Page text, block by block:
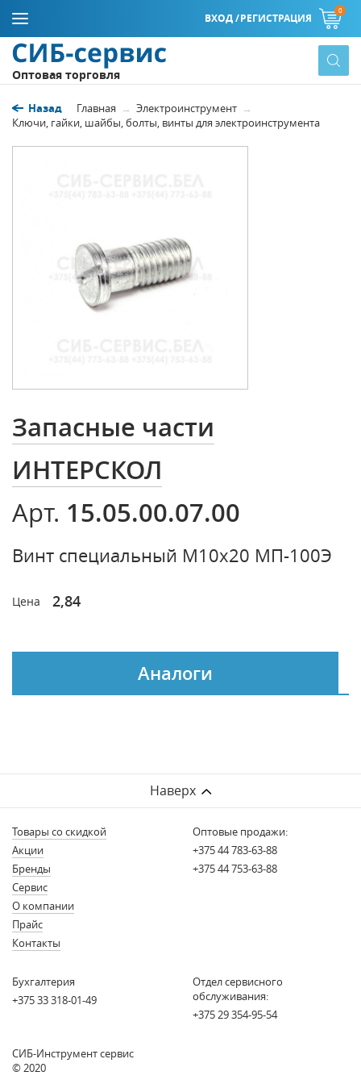
ВХОД /РЕГИСТРАЦИЯ
0
Оптовая торговля
Назад Главная
Электроинструмент
Ключи, гайки, шайбы, болты, винты для электроинструмента
Запасные части
ИНТЕРСКОЛ
Арт. 15.05.00.07.00
Винт специальный М10х20 МП-100Э
Цена 2,84
Аналоги
Наверх
Товары со скидкой
Акции
Бренды
Сервис
О компании
Прайс
Контакты
Оптовые продажи:
+375 44 783-63-88
+375 44 753-63-88
Бухгалтерия
+375 33 318-01-49
Отдел сервисного
обслуживания:
+375 29 354-95-54
СИБ-Инструмент сервис
© 2020